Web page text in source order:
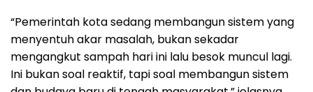
“Pemerintah kota sedang membangun sistem yang
menyentuh akar masalah, bukan sekadar
mengangkut sampah hari ini lalu besok muncul lagi.
Ini bukan soal reaktif, tapi soal membangun sistem